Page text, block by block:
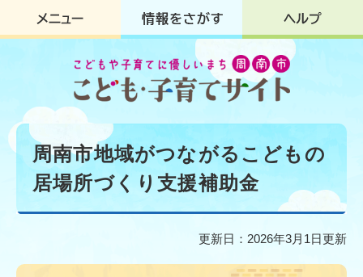
ジ
す
。
ュ
し
て
本
周南市地域がつながるこどもの
居場所づくり支援補助金
更新日：2026年3月1日更新